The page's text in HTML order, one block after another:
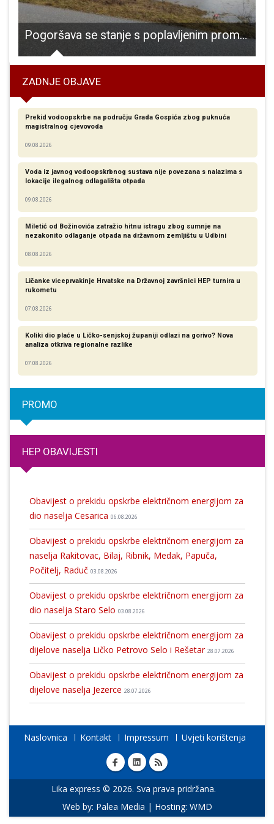
Pogoršava se stanje s poplavljenim prometnicama na gospićkom području
ZADNJE OBJAVE
Prekid vodoopskrbe na području Grada Gospića zbog puknuća
magistralnog cjevovoda
09.08.2026
Voda iz javnog vodoopskrbnog sustava nije povezana s nalazima s
lokacije ilegalnog odlagališta otpada
09.08.2026
Miletić od Božinovića zatražio hitnu istragu zbog sumnje na
nezakonito odlaganje otpada na državnom zemljištu u Udbini
08.08.2026
Ličanke viceprvakinje Hrvatske na Državnoj završnici HEP turnira u
rukometu
07.08.2026
Koliki dio plaće u Ličko-senjskoj županiji odlazi na gorivo? Nova
analiza otkriva regionalne razlike​
07.08.2026
PROMO
HEP OBAVIJESTI
Obavijest o prekidu opskrbe električnom energijom za
dio naselja Cesarica 06.08.2026
Obavijest o prekidu opskrbe električnom energijom za
naselja Rakitovac, Bilaj, Ribnik, Medak, Papuča,
Počitelj, Raduč 03.08.2026
Obavijest o prekidu opskrbe električnom energijom za
dio naselja Staro Selo 03.08.2026
Obavijest o prekidu opskrbe električnom energijom za
dijelove naselja Ličko Petrovo Selo i Rešetar 28.07.2026
Obavijest o prekidu opskrbe električnom energijom za
dijelove naselja Jezerce 28.07.2026
Naslovnica Kontakt Impressum Uvjeti korištenja
Lika express © 2026. Sva prava pridržana.
Web by: Palea Media | Hosting: WMD